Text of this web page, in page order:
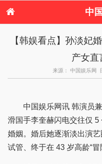
中
电视剧
演唱会
【韩娱看点】孙淡妃
产女直
来源： 中国娱乐网
中国娱乐网讯 韩演员兼歌手孙淡妃 2021 年和韩国前速
滑国手李奎赫闪电交往仅 5
婚姻。婚后她逐渐淡出演
试管、终于在 43 岁高龄“冒